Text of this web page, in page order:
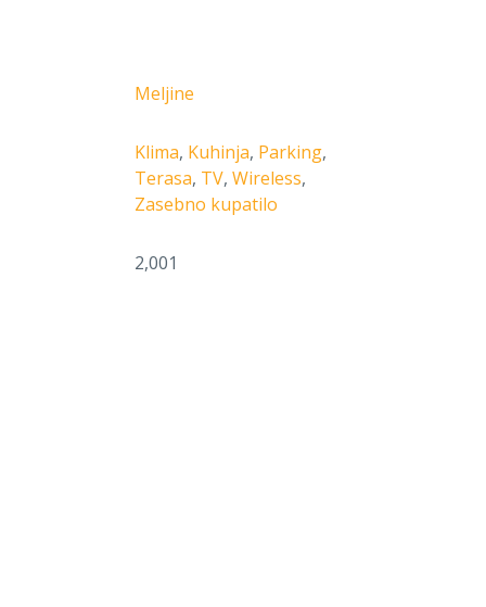
Meljine
Klima, Kuhinja, Parking,
Terasa, TV, Wireless,
Zasebno kupatilo
2,001